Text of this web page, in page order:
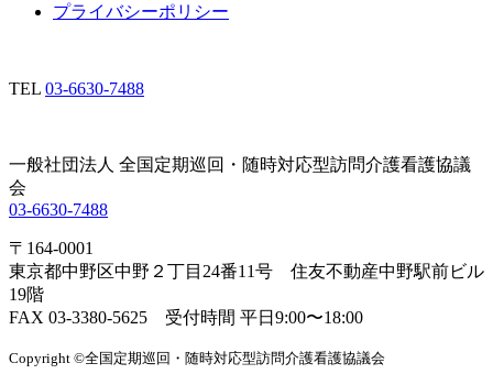
プライバシーポリシー
TEL 03-6630-7488
一般社団法人 全国定期巡回・随時対応型訪問介護看護協議
会
03-6630-7488
〒164-0001
東京都中野区中野２丁目24番11号 住友不動産中野駅前ビル
19階
FAX 03-3380-5625 受付時間 平日9:00〜18:00
Copyright ©全国定期巡回・随時対応型訪問介護看護協議会